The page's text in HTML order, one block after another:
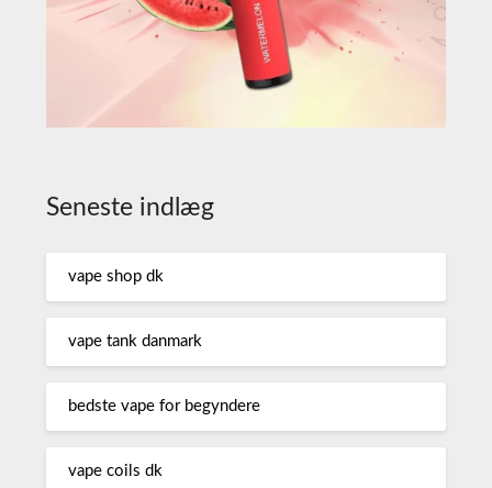
Seneste indlæg
vape shop dk
vape tank danmark
bedste vape for begyndere
vape coils dk